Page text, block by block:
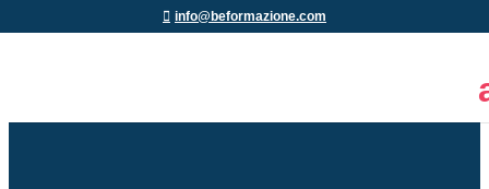
info@beformazione.com